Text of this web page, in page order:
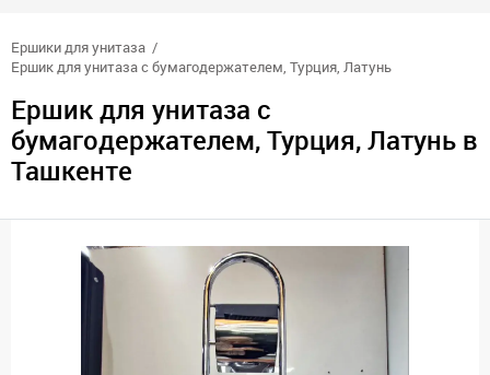
Ершики для унитаза
Ершик для унитаза с бумагодержателем, Турция, Латунь
Ершик для унитаза с
бумагодержателем, Турция, Латунь в
Ташкенте